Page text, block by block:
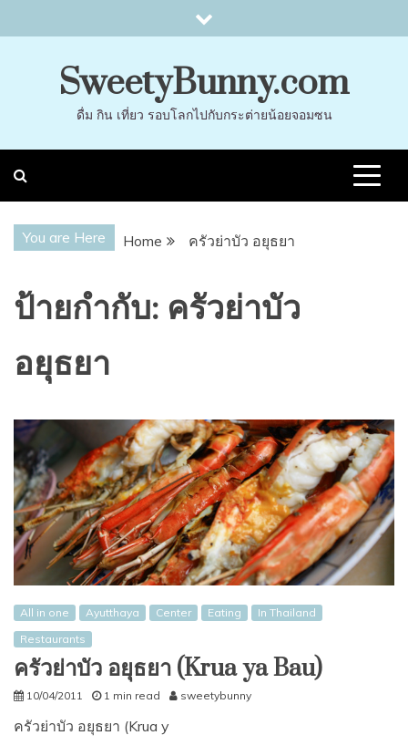
to
SweetyBunny.com
ดื่ม กิน เที่ยว รอบโลกไปกับกระต่ายน้อยจอมซน
You are Here Home ครัวย่าบัว อยุธยา
ป้ายกำกับ: ครัวย่าบัว
อยุธยา
All in one Ayutthaya Center Eating
In Thailand
Restaurants
ครัวย่าบัว อยุธยา (Krua ya Bau)
10/04/2011 1 min read sweetybunny
ครัวย่าบัว อยุธยา (Krua y